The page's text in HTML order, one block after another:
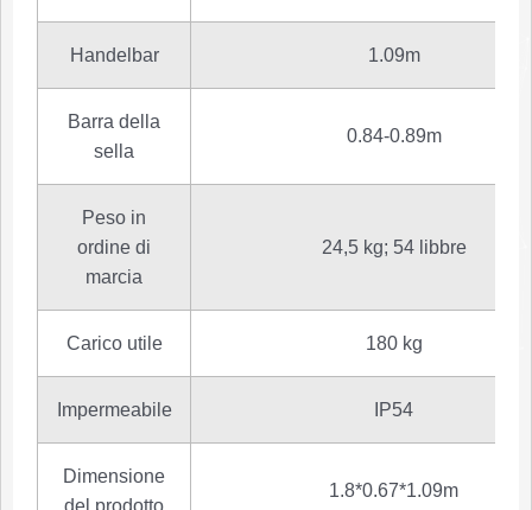
Handelbar 1.09m
Barra della
sella
0.84-0.89m
Peso in
ordine di
marcia
24,5 kg; 54 libbre
Carico utile 180 kg
Impermeabile IP54
Dimensione
del prodotto
1.8*0.67*1.09m